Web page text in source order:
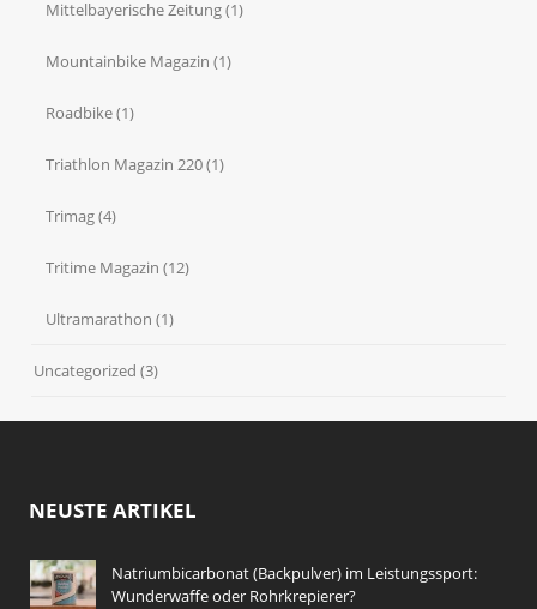
Mittelbayerische Zeitung(1)
Mountainbike Magazin (1)
Roadbike(1)
Triathlon Magazin 220(1)
Trimag(4)
Tritime Magazin (12)
Ultramarathon (1)
Uncategorized (3)
NEUSTE ARTIKEL
Natriumbicarbonat (Backpulver) im Leistungssport:
Wunderwaffe oder Rohrkrepierer?